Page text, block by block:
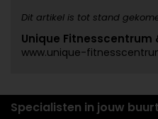
Dit artikel is tot stand
Unique Fitnesscentrum
www.unique-
Specialisten in jouw buurt